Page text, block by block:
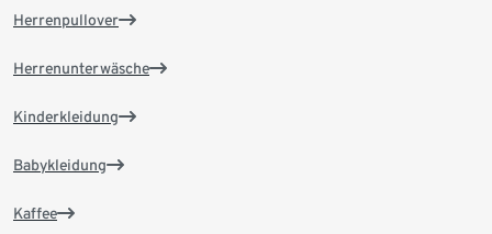
Herrenpullover
Herrenunterwäsche
Kinderkleidung
Babykleidung
Kaffee